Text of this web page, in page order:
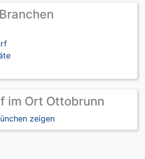
im Ort Ottobrunn
zeigen